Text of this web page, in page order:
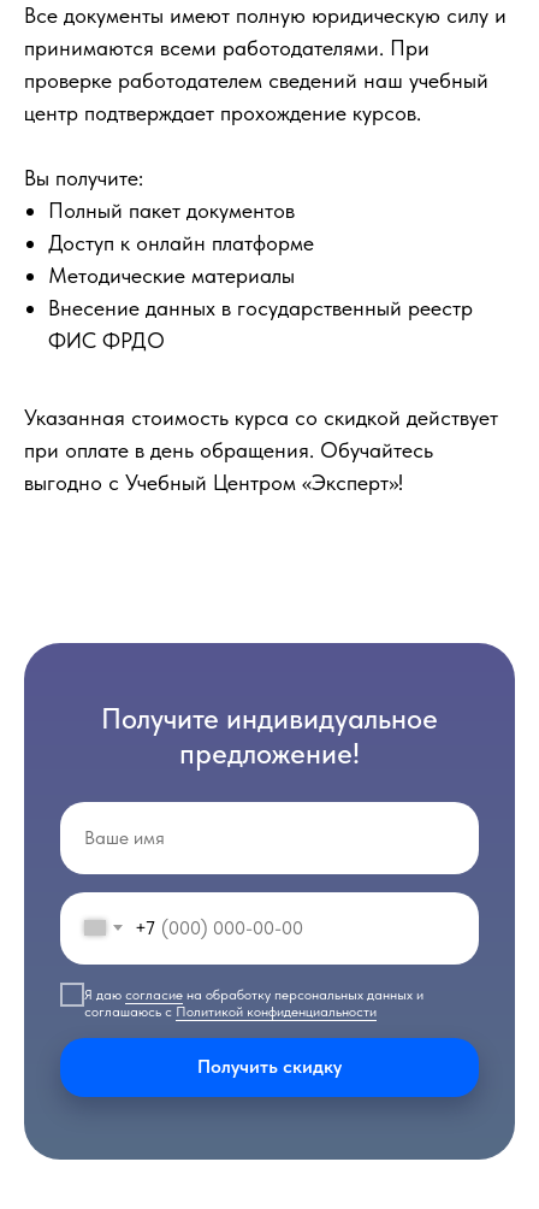
Все документы имеют полную юридическую силу и
принимаются всеми работодателями. При
проверке работодателем сведений наш учебный
центр подтверждает прохождение курсов.
Вы получите:
Полный пакет документов
Доступ к онлайн платформе
Методические материалы
Внесение данных в государственный реестр
ФИС ФРДО
Указанная стоимость курса со скидкой действует
при оплате в день обращения. Обучайтесь
выгодно с Учебный Центром «Эксперт»!
Получите индивидуальное
предложение!
+7
Я даю согласие на обработку персональных данных и
соглашаюсь с Политикой конфиденциальности
Получить скидку